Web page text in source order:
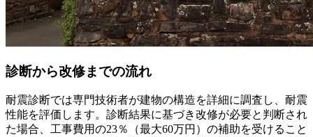
診断から改修までの流れ
耐震診断では専門技術者が建物の構造を詳細に調査し、耐震
性能を評価します。診断結果に基づき改修が必要と判断され
た場合、工事費用の23％（最大60万円）の補助を受けること